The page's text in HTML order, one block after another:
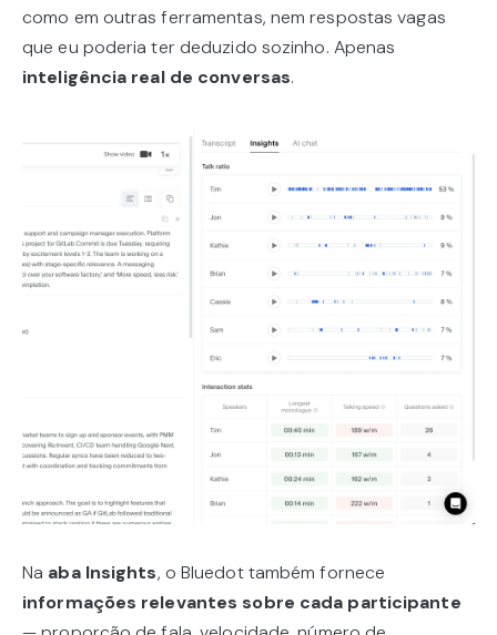
como em outras ferramentas, nem respostas vagas
que eu poderia ter deduzido sozinho. Apenas
inteligência real de conversas.
Na aba Insights, o Bluedot também fornece
informações relevantes sobre cada participante